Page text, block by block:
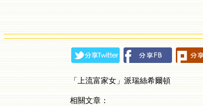
「上流富家女」派瑞絲希爾頓
相關文章：